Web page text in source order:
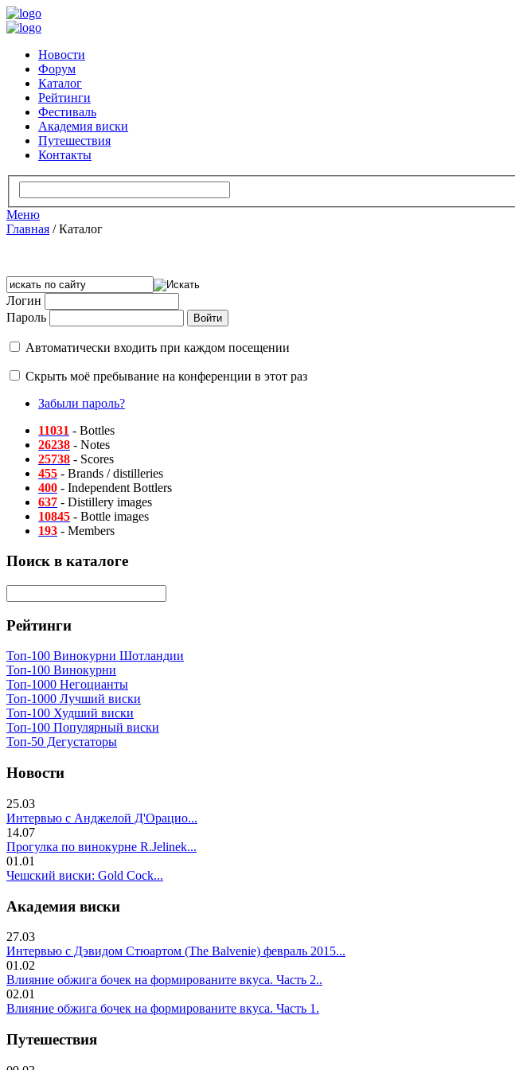
Новости
Форум
Каталог
Рейтинги
Фестиваль
Академия виски
Путешествия
Контакты
Меню
Главная /Каталог
Логин
Пароль
Автоматически входить при каждом посещении
Скрыть моё пребывание на конференции в этот раз
Забыли пароль?
11031 - Bottles
26238 - Notes
25738 - Scores
455 - Brands / distilleries
400 - Independent Bottlers
637 - Distillery images
10845 - Bottle images
193 - Members
Поиск в каталоге
Рейтинги
Топ-100 Винокурни Шотландии
Топ-100 Винокурни
Топ-1000 Негоцианты
Топ-1000 Лучший виски
Топ-100 Худший виски
Топ-100 Популярный виски
Топ-50 Дегустаторы
Новости
25.03
Интервью с Анджелой Д'Орацио...
14.07
Прогулка по винокурне R.Jelinek...
01.01
Чешский виски: Gold Cock...
Академия виски
27.03
Интервью с Дэвидом Стюартом (The Balvenie) февраль 2015...
01.02
Влияние обжига бочек на формированите вкуса. Часть 2..
02.01
Влияние обжига бочек на формированите вкуса. Часть 1.
Путешествия